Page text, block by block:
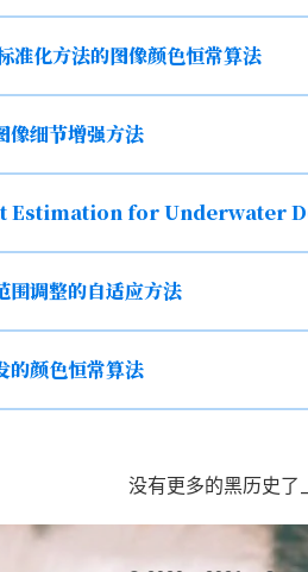
化方法的图像颜色恒常算法
像细节增强方法
Estimation for Underwater
围调整的自适应方法
的颜色恒常算法
没有更多的黑历史了